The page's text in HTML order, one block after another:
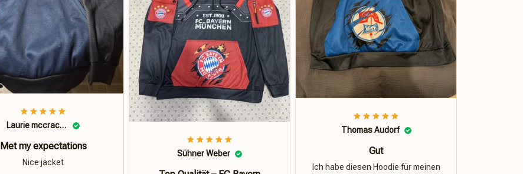
Laurie mccracken
Met my expectations
Nice jacket
Thomas Audorf
Gut
Ich habe diesen Hoodie für meinen
Sühner Weber